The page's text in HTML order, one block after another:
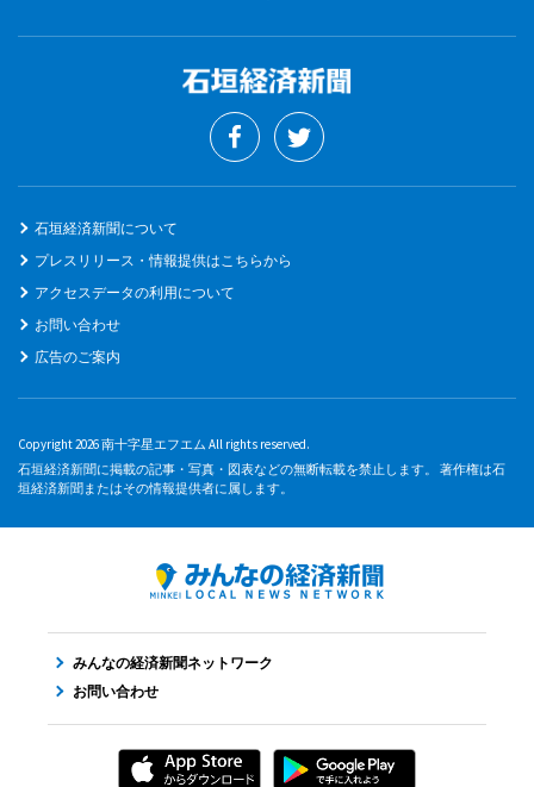
石垣経済新聞について
プレスリリース・情報提供はこちらから
アクセスデータの利用について
お問い合わせ
広告のご案内
Copyright 2026 南十字星エフエム All rights reserved.
石垣経済新聞に掲載の記事・写真・図表などの無断転載を禁止します。 著作権は石
垣経済新聞またはその情報提供者に属します。
みんなの経済新聞ネットワーク
お問い合わせ